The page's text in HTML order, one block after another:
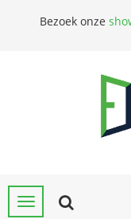
Bezoek onze